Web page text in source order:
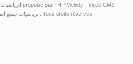
MATHEMATIQUE الرياضيات جميع المستويات propulsé par PHP Melody - Video CMS.
© 2026 MATHEMATIQUE الرياضيات جميع المستويات. Tous droits réservés